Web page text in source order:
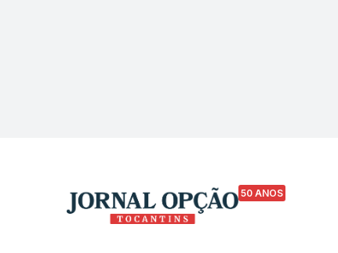
50 ANOS